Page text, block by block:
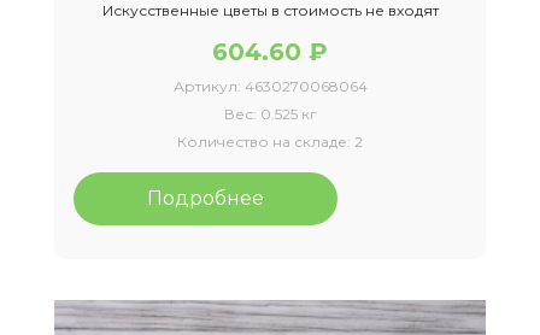
Искусственные цветы в стоимость не входят
604.60 ₽
Артикул: 4630270068064
Вес: 0.525 кг
Количество на складе: 2
Подробнее